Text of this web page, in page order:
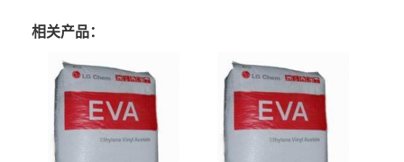
相关产品：